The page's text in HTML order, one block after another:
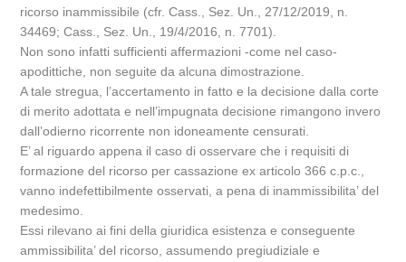
ricorso inammissibile (cfr. Cass., Sez. Un., 27/12/2019, n.
34469; Cass., Sez. Un., 19/4/2016, n. 7701).
Non sono infatti sufficienti affermazioni -come nel caso-
apodittiche, non seguite da alcuna dimostrazione.
A tale stregua, l’accertamento in fatto e la decisione dalla corte
di merito adottata e nell’impugnata decisione rimangono invero
dall’odierno ricorrente non idoneamente censurati.
E’ al riguardo appena il caso di osservare che i requisiti di
formazione del ricorso per cassazione ex articolo 366 c.p.c.,
vanno indefettibilmente osservati, a pena di inammissibilita’ del
medesimo.
Essi rilevano ai fini della giuridica esistenza e conseguente
ammissibilita’ del ricorso, assumendo pregiudiziale e